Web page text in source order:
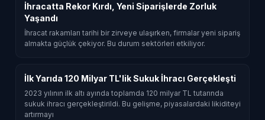
İhracatta Rekor Kırdı, Yeni Siparişlerde Zorluk
Yaşandı
İhracat rakamları tarihi bir zirveye ulaşırken, firmalar yeni sipariş
almakta güçlük çekiyor. Bu durum sektörleri etkiliyor.
İlk Yarıda 120 Milyar TL'lik Sukuk İhracı Gerçekleşti
2023 yılının ilk altı ayında toplamda 120 milyar TL tutarında
sukuk ihracı gerçekleştirildi. Bu gelişme, piyasalardaki likiditeyi
artırmayı